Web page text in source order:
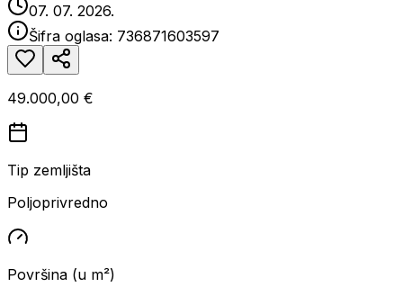
07. 07. 2026.
Šifra oglasa: 736871603597
49.000,00 €
Tip zemljišta
Poljoprivredno
Površina (u m²)